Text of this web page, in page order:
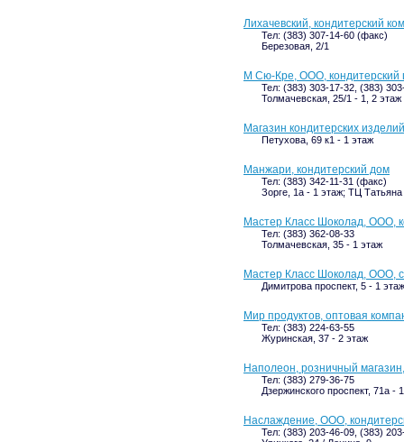
Лихачевский, кондитерский
Тел: (383) 307-14-60 (факс)
Березовая, 2/1
М Сю-Кре, ООО, кондитерский
Тел: (383) 303-17-32, (383)
Толмачевская, 25/1 - 1, 2 этаж
Магазин кондитерских
Петухова, 69 к1 - 1 этаж
Манжари, кондитерский дом
Тел: (383) 342-11-31 (факс)
Зорге, 1а - 1 этаж; ТЦ Татьяна
Мастер Класс Шоколад, ООО,
Тел: (383) 362-08-33
Толмачевская, 35 - 1 этаж
Мастер Класс Шоколад, ООО,
Димитрова проспект, 5 - 1
Мир продуктов, оптовая
Тел: (383) 224-63-55
Журинская, 37 - 2 этаж
Наполеон, розничный
Тел: (383) 279-36-75
Дзержинского проспект, 71а -
Наслаждение, ООО,
Тел: (383) 203-46-09, (383)